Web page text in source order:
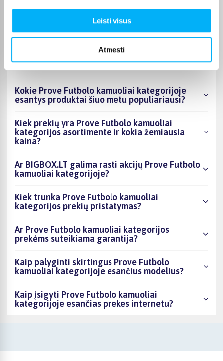
Leisti visus
Atmesti
trumpiausio ilgio, po ...
DUK
Kokie Prove Futbolo kamuoliai kategorijoje
esantys produktai šiuo metu populiariausi?
Kiek prekių yra Prove Futbolo kamuoliai
kategorijos asortimente ir kokia žemiausia
kaina?
Ar BIGBOX.LT galima rasti akcijų Prove Futbolo
kamuoliai kategorijoje?
Kiek trunka Prove Futbolo kamuoliai
kategorijos prekių pristatymas?
Ar Prove Futbolo kamuoliai kategorijos
prekėms suteikiama garantija?
Kaip palyginti skirtingus Prove Futbolo
kamuoliai kategorijoje esančius modelius?
Kaip įsigyti Prove Futbolo kamuoliai
kategorijoje esančias prekes internetu?